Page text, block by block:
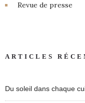
Revue de presse
ARTICLES
Du soleil dans chaque